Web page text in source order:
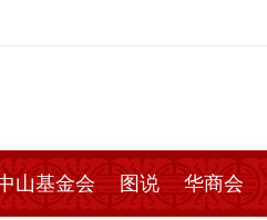
山基金会 图说 华商会